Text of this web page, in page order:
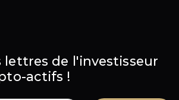
lettres de l'investisseur
actifs !